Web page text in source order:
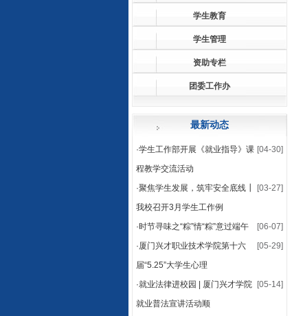
学生教育
学生管理
资助专栏
团委工作办
最新动态
[04-30]
·学生工作部开展《就业指导》课
程教学交流活动
[03-27]
·聚焦学生发展，筑牢安全底线┃
我校召开3月学生工作例
[06-07]
·时节寻味之“粽”情“粽”意过端午
[05-29]
·厦门兴才职业技术学院第十六
届“5.25”大学生心理
[05-14]
·就业法律进校园 | 厦门兴才学院
就业普法宣讲活动顺